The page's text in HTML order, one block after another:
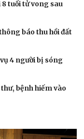
8 tuổi tử vong sau
báo thu hồi đất
4 người bị sóng
bệnh hiếm vào